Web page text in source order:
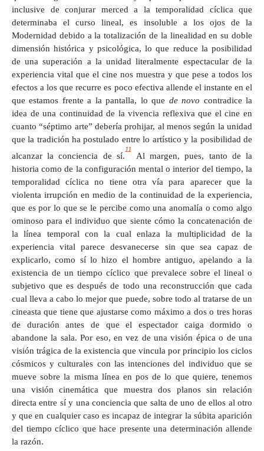
inclusive de conjurar merced a la temporalidad cíclica que
determinaba el curso lineal, es insoluble a los ojos de la
Modernidad debido a la totalización de la linealidad en su doble
dimensión histórica y psicológica, lo que reduce la posibilidad
de una superación a la unidad literalmente espectacular de la
experiencia vital que el cine nos muestra y que pese a todos los
efectos a los que recurre es poco efectiva allende el instante en el
que estamos frente a la pantalla, lo que de novo contradice la
idea de una continuidad de la vivencia reflexiva que el cine en
cuanto “séptimo arte” debería prohijar, al menos según la unidad
que la tradición ha postulado entre lo artístico y la posibilidad de
alcanzar la conciencia de sí.
11
Al margen, pues, tanto de la
historia como de la configuración mental o interior del tiempo, la
temporalidad cíclica no tiene otra vía para aparecer que la
violenta irrupción en medio de la continuidad de la experiencia,
que es por lo que se le percibe como una anomalía o como algo
ominoso para el individuo que siente cómo la concatenación de
la línea temporal con la cual enlaza la multiplicidad de la
experiencia vital parece desvanecerse sin que sea capaz de
explicarlo, como sí lo hizo el hombre antiguo, apelando a la
existencia de un tiempo cíclico que prevalece sobre el lineal o
subjetivo que es después de todo una reconstrucción que cada
cual lleva a cabo lo mejor que puede, sobre todo al tratarse de un
cineasta que tiene que ajustarse como máximo a dos o tres horas
de duración antes de que el espectador caiga dormido o
abandone la sala. Por eso, en vez de una visión épica o de una
visión trágica de la existencia que vincula por principio los ciclos
cósmicos y culturales con las intenciones del individuo que se
mueve sobre la misma línea en pos de lo que quiere, tenemos
una visión cinemática que muestra dos planos sin relación
directa entre sí y una conciencia que salta de uno de ellos al otro
y que en cualquier caso es incapaz de integrar la súbita aparición
del tiempo cíclico que hace presente una determinación allende
la razón.